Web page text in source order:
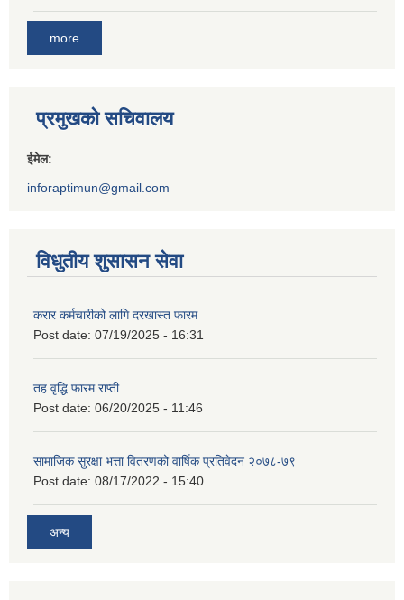
more
प्रमुखको सचिवालय
ईमेल:
inforaptimun@gmail.com
विधुतीय शुसासन सेवा
करार कर्मचारीको लागि दरखास्त फारम
Post date: 07/19/2025 - 16:31
तह वृद्धि फारम राप्ती
Post date: 06/20/2025 - 11:46
सामाजिक सुरक्षा भत्ता वितरणको वार्षिक प्रतिवेदन २०७८-७९
Post date: 08/17/2022 - 15:40
अन्य